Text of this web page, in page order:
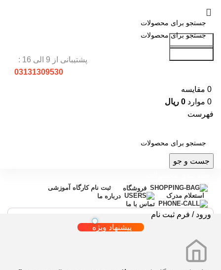
جست و جو
پشتیبانی از 9 الی 16 :
03131309530
0 مقایسه
0 موارد 0 ریال
فهرست
جست و جو
فروشگاه
ثبت نام کارگاه آموزشی
استعلام مدرک
درباره ما
تماس با ما
ورود / فرم ثبت نام
پیشنهاد ویژه